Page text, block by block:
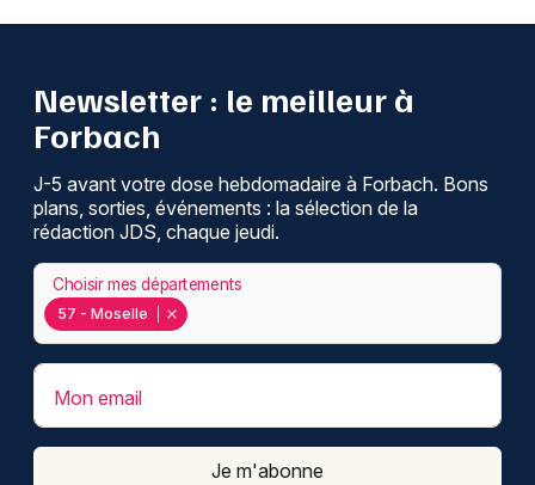
Newsletter : le meilleur à
Forbach
J-5 avant votre dose hebdomadaire à Forbach. Bons
plans, sorties, événements : la sélection de la
rédaction JDS, chaque jeudi.
57 - Moselle
Choisir mes départements
Mon email
Je m'abonne